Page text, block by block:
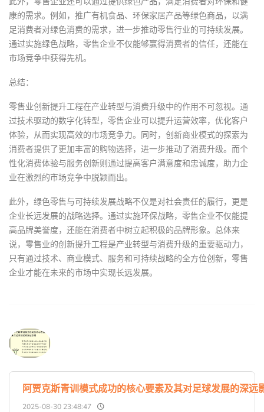
康的需求。例如，推广有机食品、环保家居产品等绿色商品，以满
足消费者对绿色消费的需求，进一步推动零售行业的可持续发展。
通过实施绿色战略，零售企业不仅能够赢得消费者的信任，还能在
市场竞争中获得先机。
总结：
零售业创新提升工程在产业转型与消费升级中的作用不可忽视。通
过技术驱动的数字化转型，零售企业可以提升运营效率，优化客户
体验，从而实现高效的市场竞争力。同时，创新商业模式的探索为
消费者提供了更加丰富的购物选择，进一步推动了消费升级。而个
性化消费体验与服务创新则通过提高客户满意度和忠诚度，助力企
业在激烈的市场竞争中脱颖而出。
此外，绿色零售与可持续发展战略不仅是对社会责任的履行，更是
企业长远发展的战略选择。通过实施环保战略，零售企业不仅能提
高品牌美誉度，还能在消费者中树立起积极的品牌形象。总体来
说，零售业的创新提升工程是产业转型与消费升级的重要驱动力，
只有通过技术、商业模式、服务和可持续战略的全方位创新，零售
企业才能在未来的市场中实现长远发展。
阿贾克斯青训模式成功的核心要素及其对足球发展的深远
2025-08-30 23:48:47